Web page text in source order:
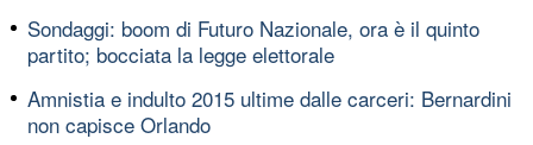
Sondaggi: boom di Futuro Nazionale, ora è il quinto
partito; bocciata la legge elettorale
Amnistia e indulto 2015 ultime dalle carceri: Bernardini
non capisce Orlando